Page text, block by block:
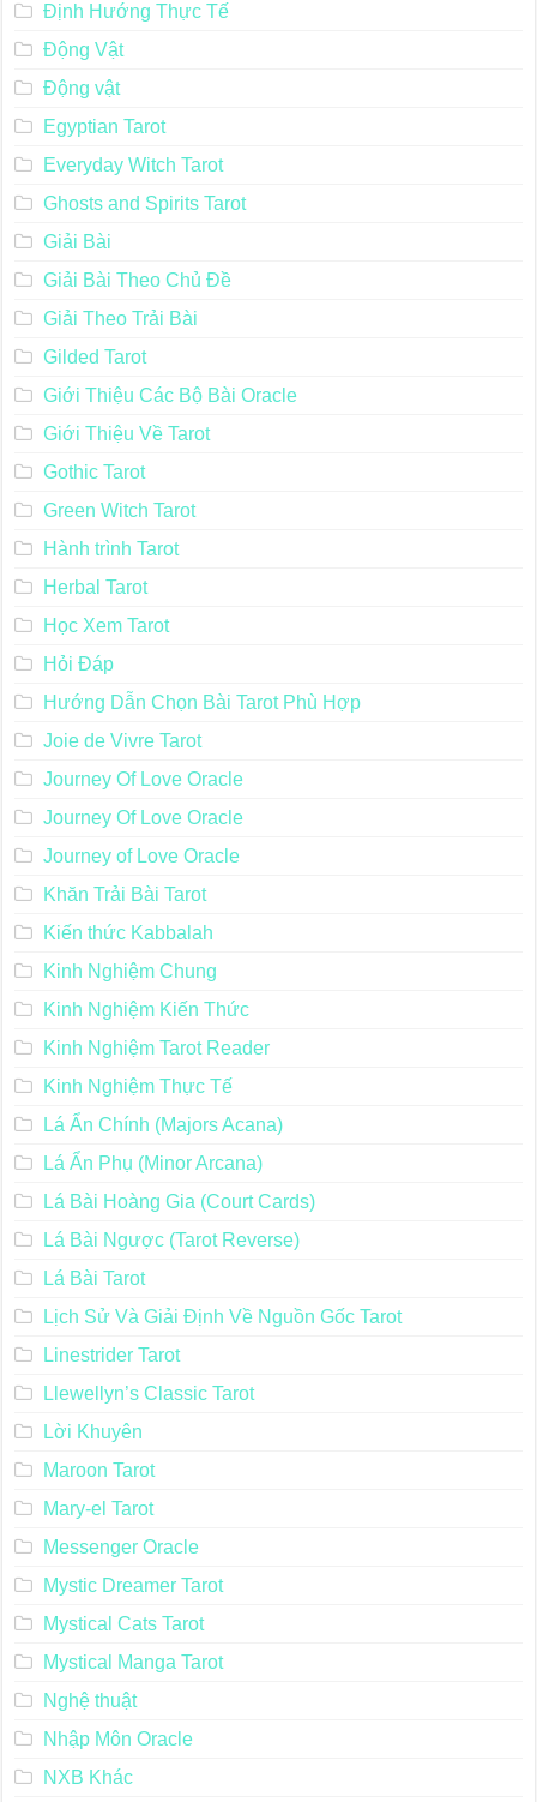
Định Hướng Thực Tế
Động Vật
Động vật
Egyptian Tarot
Everyday Witch Tarot
Ghosts and Spirits Tarot
Giải Bài
Giải Bài Theo Chủ Đề
Giải Theo Trải Bài
Gilded Tarot
Giới Thiệu Các Bộ Bài Oracle
Giới Thiệu Về Tarot
Gothic Tarot
Green Witch Tarot
Hành trình Tarot
Herbal Tarot
Học Xem Tarot
Hỏi Đáp
Hướng Dẫn Chọn Bài Tarot Phù Hợp
Joie de Vivre Tarot
Journey Of Love Oracle
Journey Of Love Oracle
Journey of Love Oracle
Khăn Trải Bài Tarot
Kiến thức Kabbalah
Kinh Nghiệm Chung
Kinh Nghiệm Kiến Thức
Kinh Nghiệm Tarot Reader
Kinh Nghiệm Thực Tế
Lá Ẩn Chính (Majors Acana)
Lá Ẩn Phụ (Minor Arcana)
Lá Bài Hoàng Gia (Court Cards)
Lá Bài Ngược (Tarot Reverse)
Lá Bài Tarot
Lịch Sử Và Giải Định Về Nguồn Gốc Tarot
Linestrider Tarot
Llewellyn’s Classic Tarot
Lời Khuyên
Maroon Tarot
Mary-el Tarot
Messenger Oracle
Mystic Dreamer Tarot
Mystical Cats Tarot
Mystical Manga Tarot
Nghệ thuật
Nhập Môn Oracle
NXB Khác